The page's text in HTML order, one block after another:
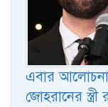
এবার আলোচনায়
জোহরানের স্ত্রী